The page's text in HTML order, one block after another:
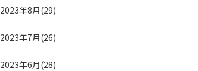
2023年8月(29)
2023年7月(26)
2023年6月(28)